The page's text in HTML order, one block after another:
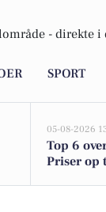
- direkte i
SPORT
05-08-2026
Top 6
Priser op